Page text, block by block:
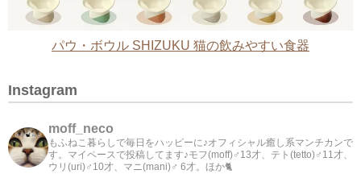
パウ・ボウル SHIZUKU 猫の飲みやすい食器
Instagram
moff_neco
もふねこ暮らしで毎日をハッピーに♪オフィシャル癒し系マンチカンで
す。マイペースで投稿してます♪モフ(moff)♂13才、テト(tetto)♂11才、
ウリ(uri)♂10才、マニ(mani)♂ 6才。ほか🐈